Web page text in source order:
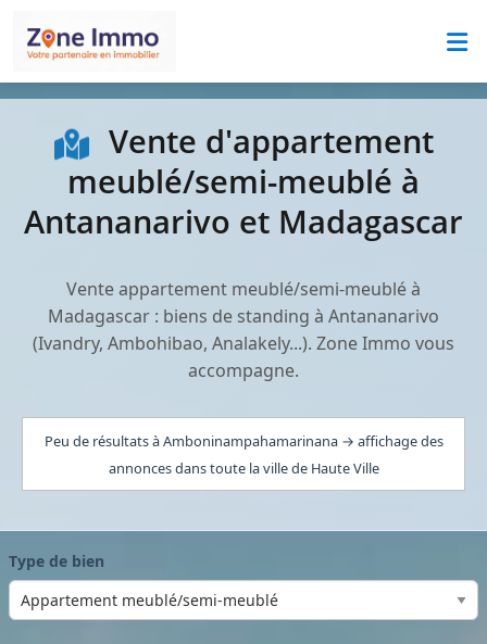
Vente d'appartement
meublé/semi-meublé à
Antananarivo et Madagascar
Vente appartement meublé/semi-meublé à
Madagascar : biens de standing à Antananarivo
(Ivandry, Ambohibao, Analakely...). Zone Immo vous
accompagne.
Peu de résultats à Amboninampahamarinana → affichage des
annonces dans toute la ville de Haute Ville
Type de bien